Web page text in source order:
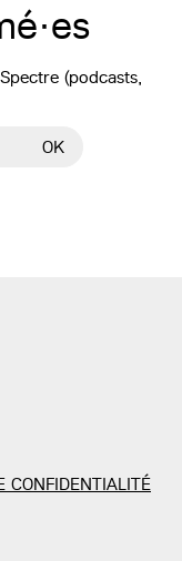
(podcasts,
OK
CONFIDENTIALITÉ